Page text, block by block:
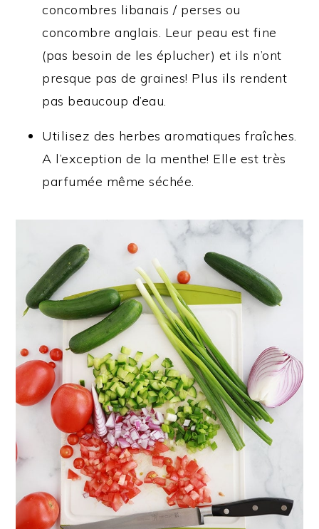
concombres libanais / perses ou
concombre anglais. Leur peau est fine
(pas besoin de les éplucher) et ils n’ont
presque pas de graines! Plus ils rendent
pas beaucoup d’eau.
Utilisez des herbes aromatiques fraîches.
A l’exception de la menthe! Elle est très
parfumée même séchée.